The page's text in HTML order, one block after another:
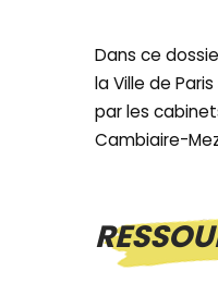
Dans ce
la Ville de
par les
Cambiaire-